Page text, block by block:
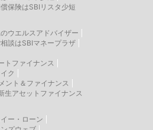
保険はSBIリスタ少短
ウエルスアドバイザー
談はSBIマネープラザ
トファイナンス
ク
ント＆ファイナンス
生アセットファイナンス
ー・ローン